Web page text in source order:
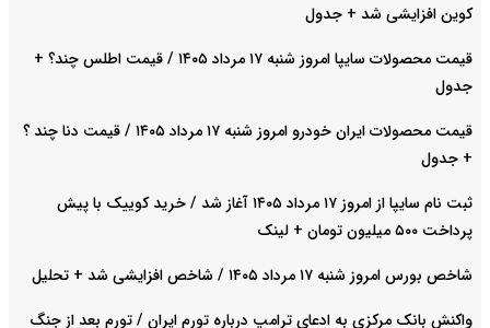
کوین افزایشی شد + جدول
قیمت محصولات سایپا امروز شنبه ۱۷ مرداد ۱۴۰۵ / قیمت اطلس چند؟ +
جدول
قیمت محصولات ایران خودرو امروز شنبه ۱۷ مرداد ۱۴۰۵ / قیمت دنا چند ؟
+ جدول
ثبت نام سایپا از امروز ۱۷ مرداد ۱۴۰۵ آغاز شد / خرید کوییک با پیش
پرداخت ۵۰۰ میلیون تومان + لینک
شاخص بورس امروز شنبه ۱۷ مرداد ۱۴۰۵ / شاخص افزایشی شد + تحلیل
واکنش بانک مرکزی به ادعای ترامپ درباره تورم ایران / تورم بعد از جنگ